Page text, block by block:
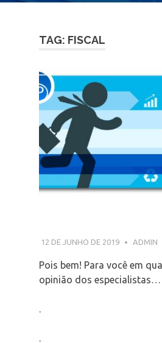
TAG: FISCAL
12 DE JUNHO DE 2019 ADMIN
Pois bem! Para você em
opinião dos especialistas…
.
.